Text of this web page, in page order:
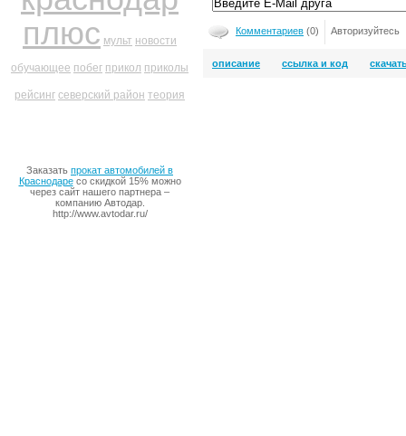
плюс мульт новости
обучающее побег прикол приколы
рейсинг северский район теория
Заказать прокат автомобилей в
Краснодаресо скидкой 15% можно
через сайт нашего партнера –
компанию Автодар.
http://www.avtodar.ru/
Комментариев (0) Авторизуйтесь
описание ссылка и код